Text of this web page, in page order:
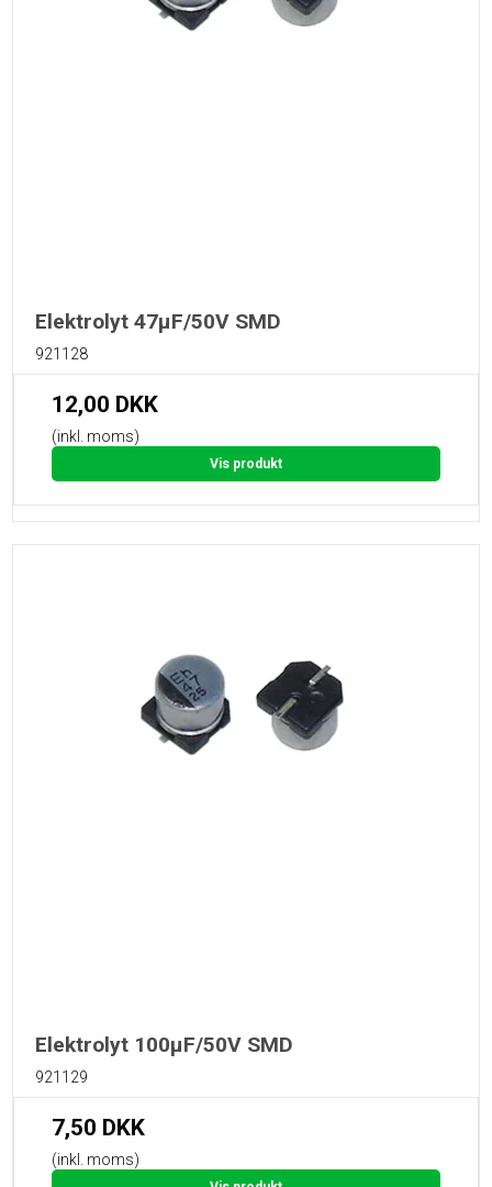
Elektrolyt 47µF/50V SMD
921128
12,00 DKK
(inkl. moms)
Vis produkt
Elektrolyt 100µF/50V SMD
921129
7,50 DKK
(inkl. moms)